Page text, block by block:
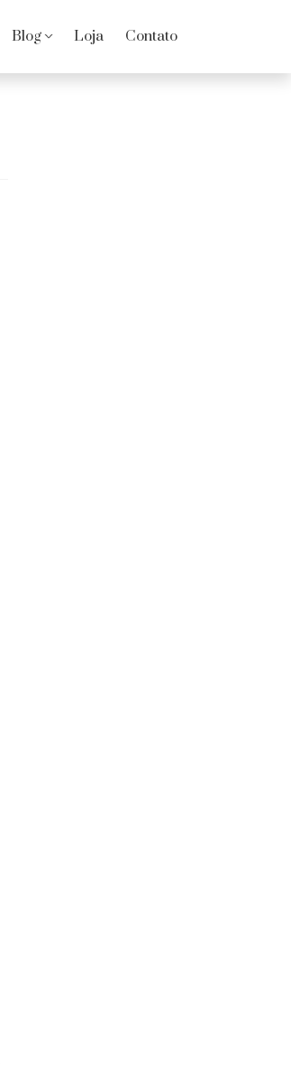
Blog Loja Contato